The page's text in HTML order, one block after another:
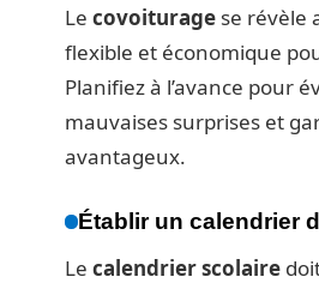
Le covoiturage se révèle
flexible et économique
Planifiez à l’avance pour
mauvaises surprises et
avantageux.
Établir un calendrier
Le calendrier scolaire